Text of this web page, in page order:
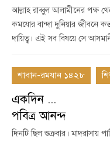
আল্লাহ রাব্বুল আলামীনের পক্ষ
কমযোর বান্দা দুনিয়ার জীবনে
দায়িত্ব। এই সব বিষয়ে সে
শাবান-রমযান ১৪২৮
একদিন ...
পবিত্র আনন্দ
দিনটি ছিল শুক্রবার।